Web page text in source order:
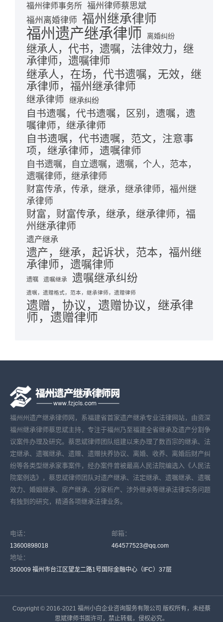
福州律师事务所 福州律师蔡思斌
福州离婚律师 福州继承律师
福州遗产继承律师 离婚纠纷
继承人，代书，遗嘱，法律效力，继
承律师，遗嘱律师
继承人，在场，代书遗嘱，无效，继
承律师，福州继承律师
继承律师 继承纠纷
自书遗嘱，代书遗嘱，区别，遗嘱，遗
嘱律师，继承律师
自书遗嘱，代书遗嘱，范文，注意事
项，继承律师，遗嘱律师
自书遗嘱，自立遗嘱，遗嘱，个人，范本，
遗嘱律师，继承律师
财富传承，传承，继承，继承律师，福州继
承律师
财富，财富传承，继承，继承律师，福
州继承律师
遗产继承
遗产，继承，起诉状，范本，福州继
承律师，遗嘱律师
遗嘱 遗嘱继承 遗嘱继承纠纷
遗嘱，遗赠格式，范本，继承律师，遗赠律师
遗赠，协议，遗赠协议，继承律
师，遗赠律师
福州州遗产继承律师网，系福建省首家遗产继承专业法律网站，由资深
福州继承律师蔡思斌主持，专注于福州乃至福建全省继承及遗产分割争
议案件办理及研究。蔡思斌律师团队组建以来办理了数百宗的继承、法
定继承、遗嘱继承、遗赠、遗赠扶养协议、离婚、收养、离婚后财产纠
纷等各类型继承家事案件，经办案件曾被最高人民法院编选入《人民法
院案例选》，蔡思斌律师团队对遗产继承、法定继承、遗嘱继承、遗嘱
效力、婚姻继承、房产继承、分家析产、涉外继承等继承法律实务问题
有独到的研究，精通各项继承法律业务。
电话：
13600898018
邮箱：
464577523@qq.com
地址：
350009 福州市台江区望龙二路1号国际金融中心（IFC）37层
Copyright © 2016-2021 福州小白企业咨询服务有限公司 版权所有，未经蔡
思斌律师书面许可，禁止转载，侵权必究。